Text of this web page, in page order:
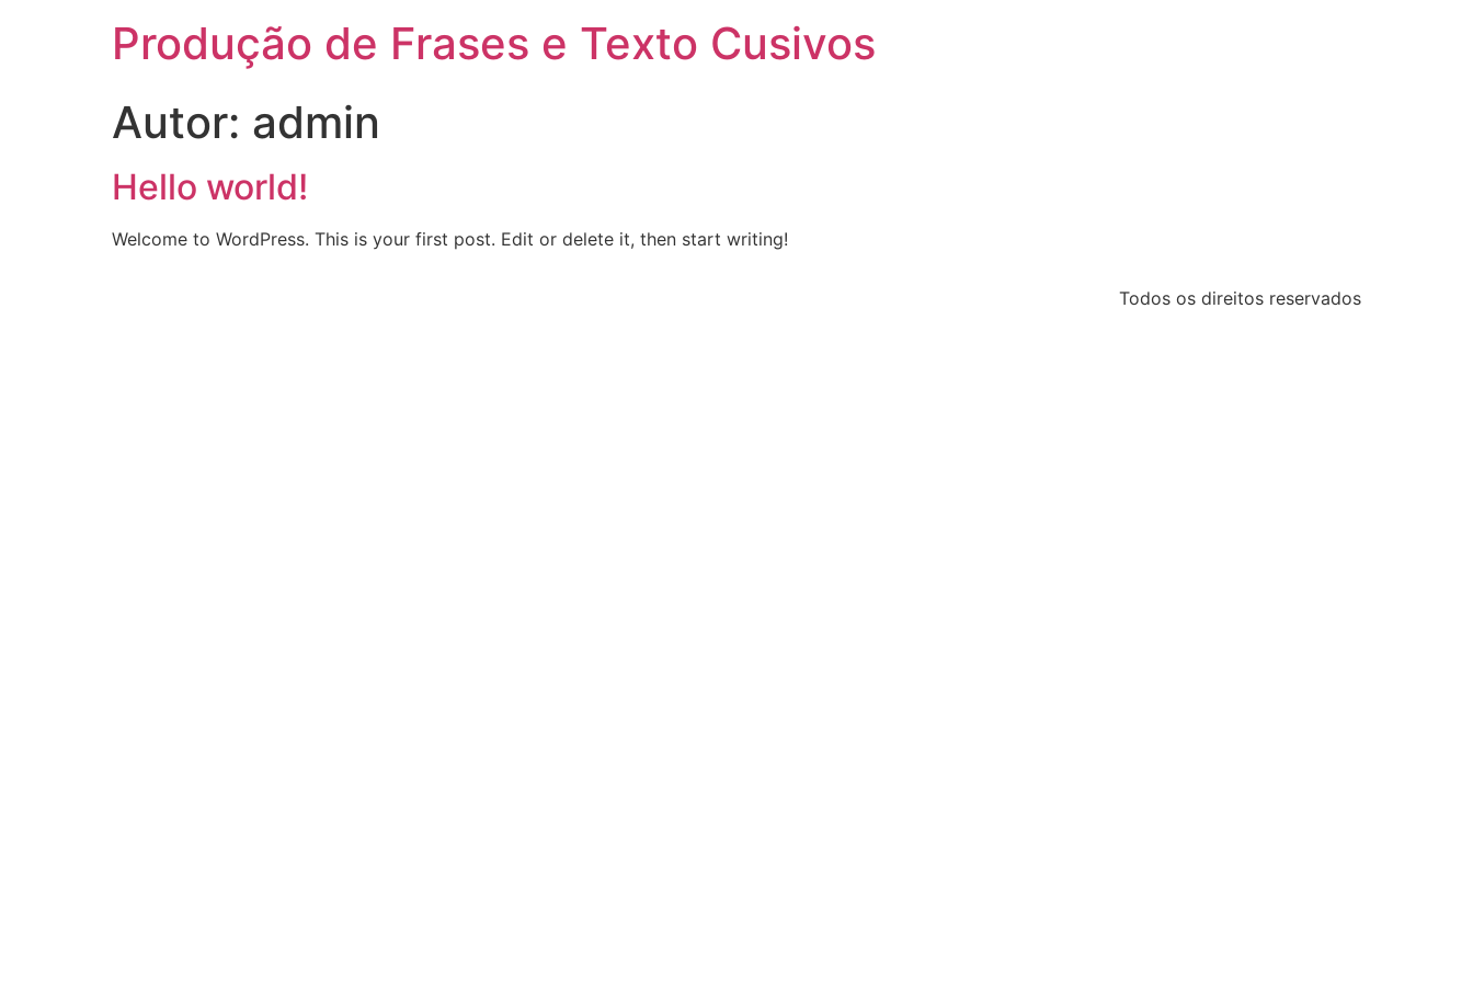
Produção de Frases e Texto Cusivos
Autor: admin
Hello world!
Welcome to WordPress. This is your first post. Edit or delete it, then start writing!
Todos os direitos reservados